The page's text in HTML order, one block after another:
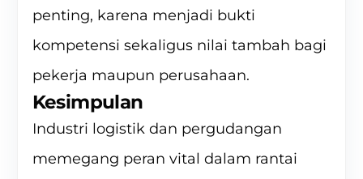
penting, karena menjadi bukti
kompetensi sekaligus nilai tambah bagi
pekerja maupun perusahaan.
Kesimpulan
Industri logistik dan pergudangan
memegang peran vital dalam rantai